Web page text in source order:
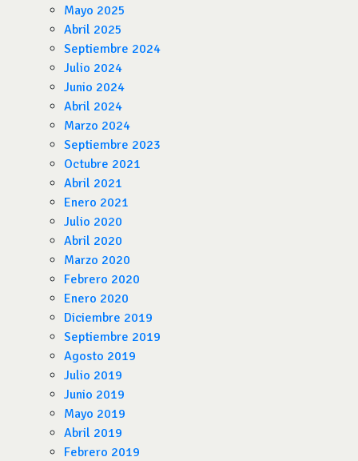
Mayo 2025
Abril 2025
Septiembre 2024
Julio 2024
Junio 2024
Abril 2024
Marzo 2024
Septiembre 2023
Octubre 2021
Abril 2021
Enero 2021
Julio 2020
Abril 2020
Marzo 2020
Febrero 2020
Enero 2020
Diciembre 2019
Septiembre 2019
Agosto 2019
Julio 2019
Junio 2019
Mayo 2019
Abril 2019
Febrero 2019